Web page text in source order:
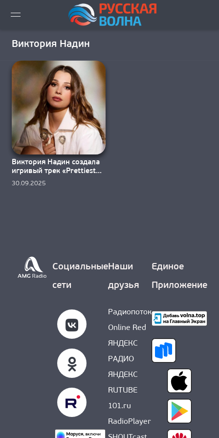
ВИДЕО LIVE
НОВОСТИ
НОВИНКИ ЭФИРА
ПЛЕЙЛИСТ
СКАЧАТЬ ЭФИР
КАК СЛУШАТЬ!?
Виктория Надин
Виктория Надин создала
игривый трек «Prettiest
Problem»
30.09.2025
Социальные
сети
Наши
друзья
Радиопоток
Online Red
ЯНДЕКС
РАДИО
ЯНДЕКС
RUTUBE
101.ru
RadioPlayer
Единое
Приложение